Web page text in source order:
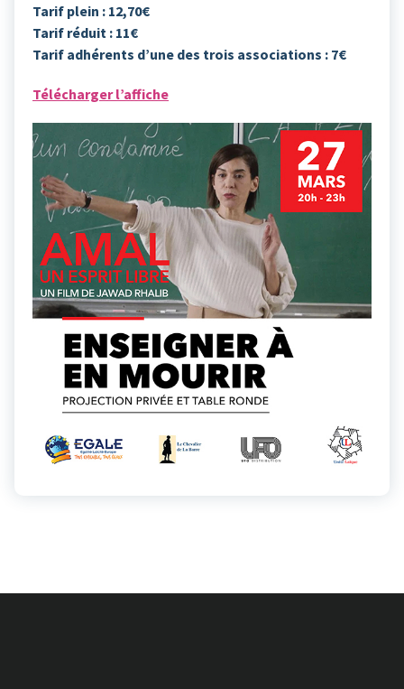
Tarif plein : 12,70€
Tarif réduit : 11€
Tarif adhérents d’une des trois associations : 7€
Télécharger l’affiche